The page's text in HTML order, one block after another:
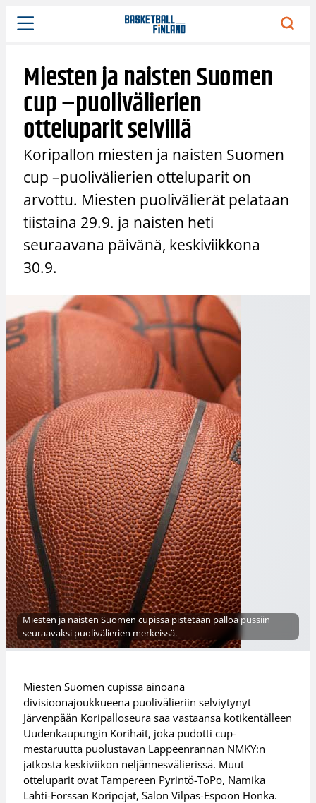
Siirry
sisältöön
Miesten ja naisten Suomen
cup –puolivälierien
otteluparit selvillä
Koripallon miesten ja naisten Suomen
cup –puolivälierien otteluparit on
arvottu. Miesten puolivälierät pelataan
tiistaina 29.9. ja naisten heti
seuraavana päivänä, keskiviikkona
30.9.
Miesten ja naisten Suomen cupissa pistetään palloa pussiin
seuraavaksi puolivälierien merkeissä.
Miesten Suomen cupissa ainoana
divisioonajoukkueena puolivälieriin selviytynyt
Järvenpään Koripalloseura saa vastaansa kotikentälleen
Uudenkaupungin Korihait, joka pudotti cup-
mestaruutta puolustavan Lappeenrannan NMKY:n
jatkosta keskiviikon neljännesvälierissä. Muut
otteluparit ovat Tampereen Pyrintö-ToPo, Namika
Lahti-Forssan Koripojat, Salon Vilpas-Espoon Honka.